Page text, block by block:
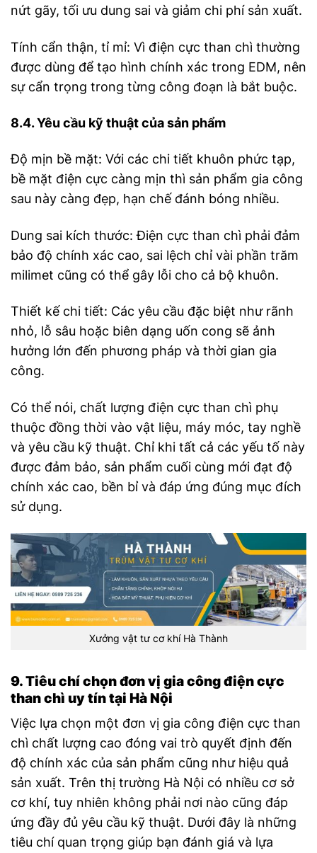
nứt gãy, tối ưu dung sai và giảm chi phí sản xuất.
Tính cẩn thận, tỉ mỉ: Vì điện cực than chì thường
được dùng để tạo hình chính xác trong EDM, nên
sự cẩn trọng trong từng công đoạn là bắt buộc.
8.4. Yêu cầu kỹ thuật của sản phẩm
Độ mịn bề mặt: Với các chi tiết khuôn phức tạp,
bề mặt điện cực càng mịn thì sản phẩm gia công
sau này càng đẹp, hạn chế đánh bóng nhiều.
Dung sai kích thước: Điện cực than chì phải đảm
bảo độ chính xác cao, sai lệch chỉ vài phần trăm
milimet cũng có thể gây lỗi cho cả bộ khuôn.
Thiết kế chi tiết: Các yêu cầu đặc biệt như rãnh
nhỏ, lỗ sâu hoặc biên dạng uốn cong sẽ ảnh
hưởng lớn đến phương pháp và thời gian gia
công.
Có thể nói, chất lượng điện cực than chì phụ
thuộc đồng thời vào vật liệu, máy móc, tay nghề
và yêu cầu kỹ thuật. Chỉ khi tất cả các yếu tố này
được đảm bảo, sản phẩm cuối cùng mới đạt độ
chính xác cao, bền bỉ và đáp ứng đúng mục đích
sử dụng.
Xưởng vật tư cơ khí Hà Thành
9. Tiêu chí chọn đơn vị gia công điện cực
than chì uy tín tại Hà Nội
Việc lựa chọn một đơn vị gia công điện cực than
chì chất lượng cao đóng vai trò quyết định đến
độ chính xác của sản phẩm cũng như hiệu quả
sản xuất. Trên thị trường Hà Nội có nhiều cơ sở
cơ khí, tuy nhiên không phải nơi nào cũng đáp
ứng đầy đủ yêu cầu kỹ thuật. Dưới đây là những
tiêu chí quan trọng giúp bạn đánh giá và lựa